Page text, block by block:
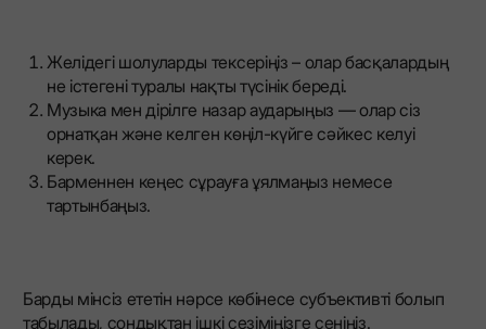
Желідегі шолуларды тексеріңіз – олар басқалардың
не істегені туралы нақты түсінік береді.
Музыка мен дірілге назар аударыңыз — олар сіз
орнатқан және келген көңіл-күйге сәйкес келуі
керек.
Барменнен кеңес сұрауға ұялмаңыз немесе
тартынбаңыз.
Барды мінсіз ететін нәрсе көбінесе субъективті болып
табылады, сондықтан ішкі сезіміңізге сеніңіз.